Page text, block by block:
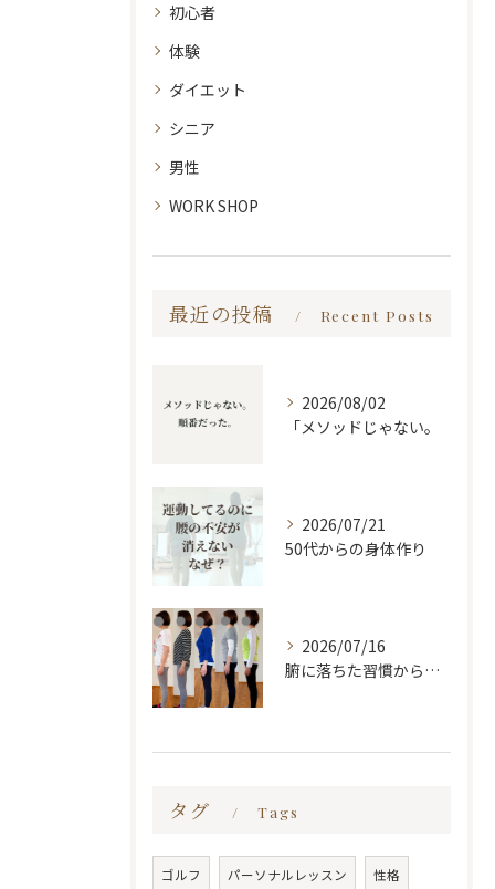
初心者
体験
ダイエット
シニア
男性
WORK SHOP
最近の投稿 Recent Posts
2026/08/02
「メソッドじゃない。
2026/07/21
50代からの身体作り
2026/07/16
腑に落ちた習慣から変わる
タグ Tags
ゴルフ パーソナルレッスン 性格